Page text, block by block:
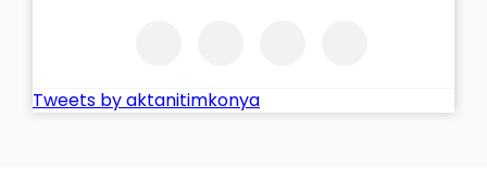
Tweets by aktanitimkonya